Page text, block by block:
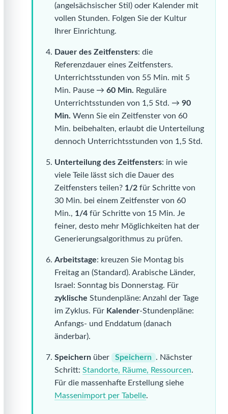
(angelsächsischer Stil) oder Kalender mit
vollen Stunden. Folgen Sie der Kultur
Ihrer Einrichtung.
Dauer des Zeitfensters: die
Referenzdauer eines Zeitfensters.
Unterrichtsstunden von 55 Min. mit 5
Min. Pause →60 Min. Reguläre
Unterrichtsstunden von 1,5 Std. →90
Min. Wenn Sie ein Zeitfenster von 60
Min. beibehalten, erlaubt die Unterteilung
dennoch Unterrichtsstunden von 1,5 Std.
Unterteilung des Zeitfensters: in wie
viele Teile lässt sich die Dauer des
Zeitfensters teilen? 1/2 für Schritte von
30 Min. bei einem Zeitfenster von 60
Min., 1/4 für Schritte von 15 Min. Je
feiner, desto mehr Möglichkeiten hat der
Generierungsalgorithmus zu prüfen.
Arbeitstage: kreuzen Sie Montag bis
Freitag an (Standard). Arabische Länder,
Israel: Sonntag bis Donnerstag. Für
zyklische Stundenpläne: Anzahl der Tage
im Zyklus. Für Kalender-Stundenpläne:
Anfangs- und Enddatum (danach
änderbar).
Speichern über Speichern
. Nächster
Schritt:Standorte, Räume, Ressourcen.
Für die massenhafte Erstellung siehe
Massenimport per Tabelle.